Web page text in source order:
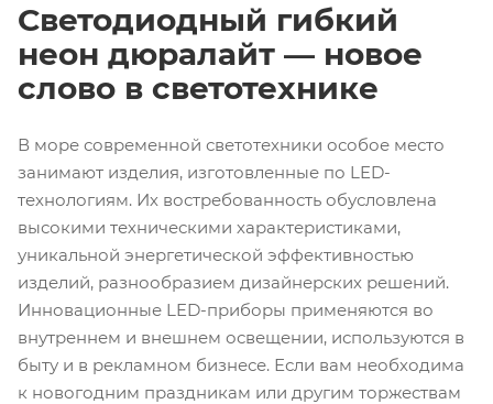
Светодиодный гибкий
неон дюралайт — новое
слово в светотехнике
В море современной светотехники особое место
занимают изделия, изготовленные по LED-
технологиям. Их востребованность обусловлена
высокими техническими характеристиками,
уникальной энергетической эффективностью
изделий, разнообразием дизайнерских решений.
Инновационные LED-приборы применяются во
внутреннем и внешнем освещении, используются в
быту и в рекламном бизнесе. Если вам необходима
к новогодним праздникам или другим торжествам